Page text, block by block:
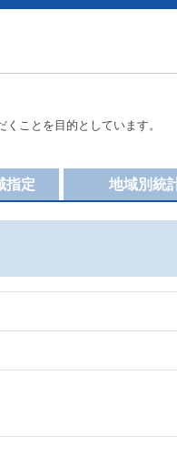
ことを目的としています。
地域別統
指定